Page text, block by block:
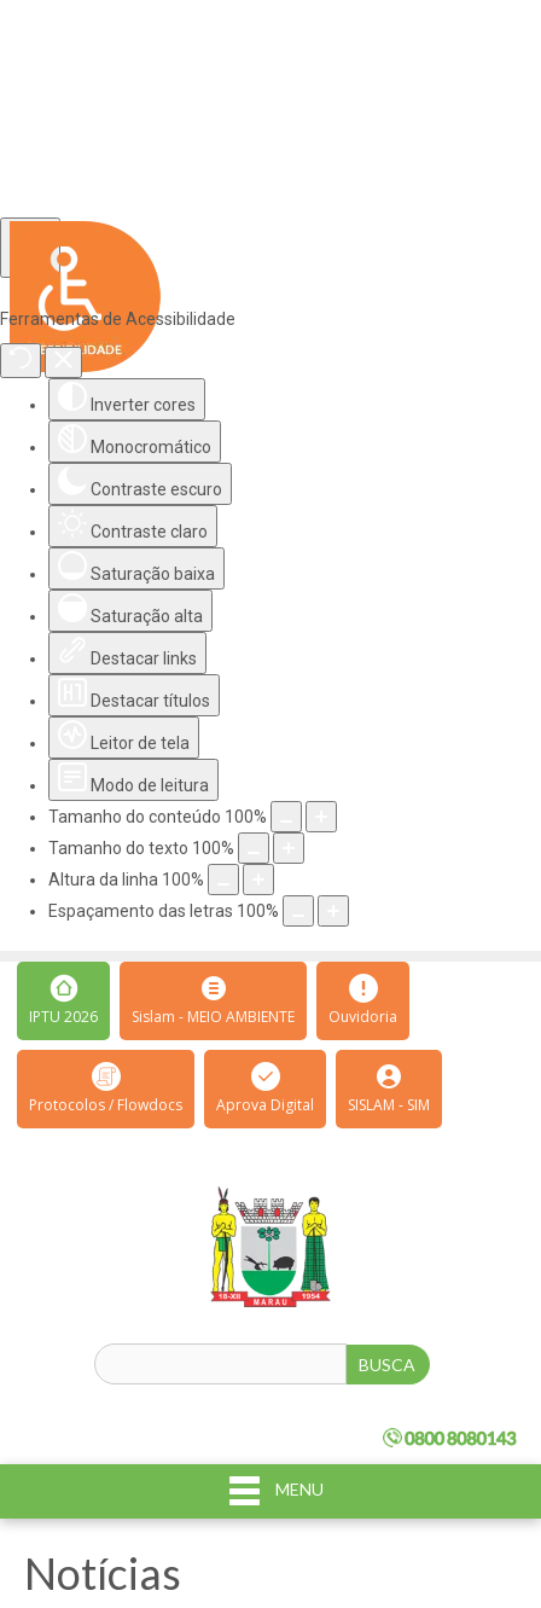
Ferramentas de Acessibilidade
Inverter cores
Monocromático
Contraste escuro
Contraste claro
Saturação baixa
Saturação alta
Destacar links
Destacar títulos
Leitor de tela
Modo de leitura
Tamanho do conteúdo 100%
Tamanho do texto 100%
Altura da linha 100%
Espaçamento das letras 100%
IPTU 2026 Sislam - MEIO AMBIENTE Ouvidoria
Protocolos / Flowdocs Aprova Digital SISLAM - SIM
MENU
Notícias